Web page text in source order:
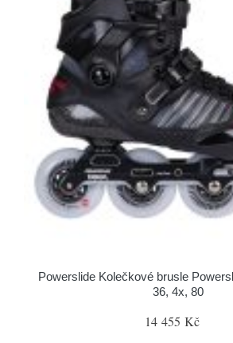
Powerslide Kolečkové brusle
36, 4x, 80
14 455 Kč